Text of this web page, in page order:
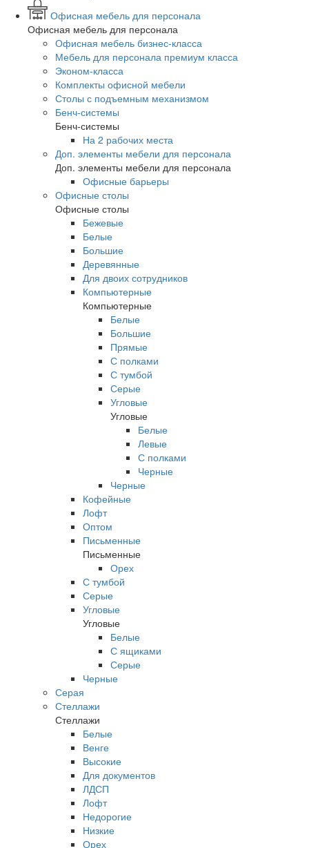
Офисная мебель для персонала
Офисная мебель для персонала
Офисная мебель бизнес-класса
Мебель для персонала премиум класса
Эконом-класса
Комплекты офисной мебели
Столы с подъемным механизмом
Бенч-системы
Бенч-системы
На 2 рабочих места
Доп. элементы мебели для персонала
Доп. элементы мебели для персонала
Офисные барьеры
Офисные столы
Офисные столы
Бежевые
Белые
Большие
Деревянные
Для двоих сотрудников
Компьютерные
Компьютерные
Белые
Большие
Прямые
С полками
С тумбой
Серые
Угловые
Угловые
Белые
Левые
С полками
Черные
Черные
Кофейные
Лофт
Оптом
Письменные
Письменные
Орех
С тумбой
Серые
Угловые
Угловые
Белые
С ящиками
Серые
Черные
Серая
Стеллажи
Стеллажи
Белые
Венге
Высокие
Для документов
ЛДСП
Лофт
Недорогие
Низкие
Орех